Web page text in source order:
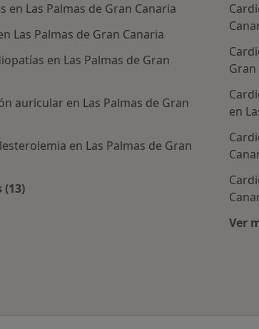
de Gran Canaria
en Las Palmas de Gran Canaria
Las Palmas de Gran Canaria
en Las Palmas de Gran
auricular en Las Palmas de Gran
en Las Palmas de Gran
(13)
en esta categoría: Enfermedades más
Gran
en
Ver